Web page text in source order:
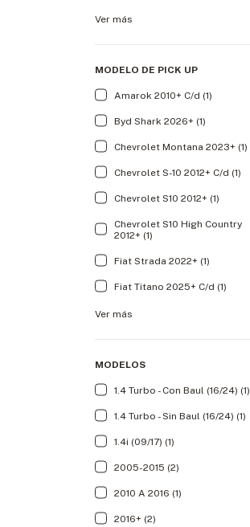
Ver más
MODELO DE PICK UP
Amarok 2010+ C/d (1)
Byd Shark 2026+ (1)
Chevrolet Montana 2023+ (1)
Chevrolet S-10 2012+ C/d (1)
Chevrolet S10 2012+ (1)
Chevrolet S10 High Country
2012+ (1)
Fiat Strada 2022+ (1)
Fiat Titano 2025+ C/d (1)
Ver más
MODELOS
1.4 Turbo - Con Baul (16/24) (1)
1.4 Turbo - Sin Baul (16/24) (1)
1.4i (09/17) (1)
2005-2015 (2)
2010 A 2016 (1)
2016+ (2)